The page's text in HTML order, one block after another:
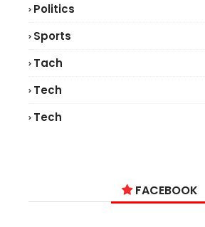
Politics
Sports
Tach
Tech
Tech
FACEBOOK